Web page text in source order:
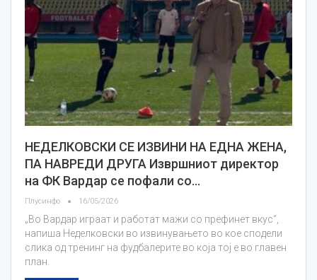
НЕДЕЛКОВСКИ СЕ ИЗВИНИ НА ЕДНА ЖЕНА,
ПА НАВРЕДИ ДРУГА Извршниот директор
на ФК Вардар се пофали со…
Плусинфо 16/05/2026
„Во Вардар играат и работат мажи со префинет вкус“,
напиша Неделковски во извинувањето во кое сподели
слика од тренинг на фудбалерите во која тој е во главен
план.